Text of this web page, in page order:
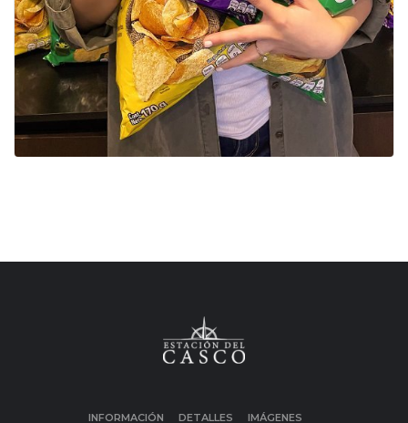
INFORMACIÓN DETALLES IMÁGENES